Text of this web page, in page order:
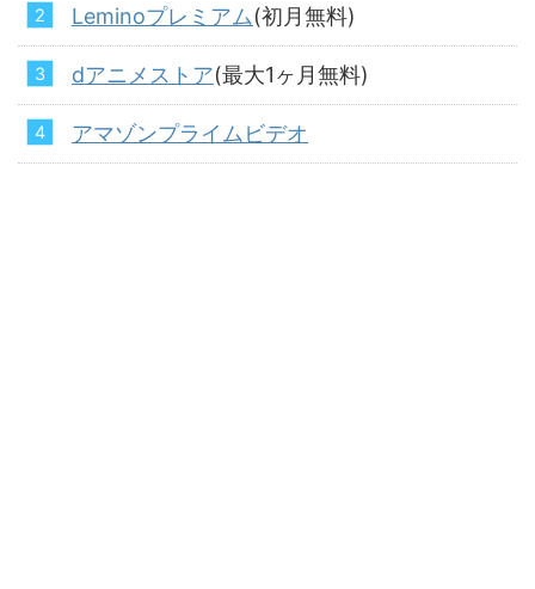
Leminoプレミアム(初月無料)
dアニメストア(最大1ヶ月無料)
アマゾンプライムビデオ